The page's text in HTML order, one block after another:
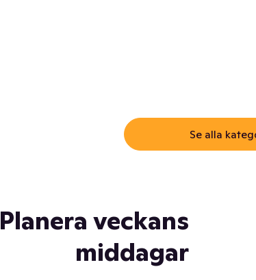
Se alla
Planera veckans
middagar